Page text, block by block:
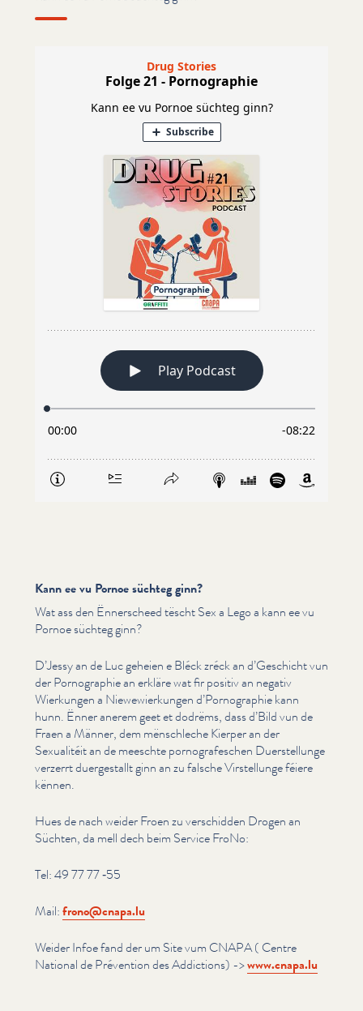
Kann ee vu Pornoe süchteg ginn?
Wat ass den Ënnerscheed tëscht Sex a Lego a kann ee vu
Pornoe süchteg ginn?
D’Jessy an de Luc geheien e Bléck zréck an d’Geschicht vun
der Pornogra­phie an erkläre wat fir positiv an negativ
Wierkungen a Niewewierkun­gen d’Pornographie kann
hunn. Ënner anerem geet et dodrëms, dass d’Bild vun de
Fraen a Männer, dem mënschleche Kierper an der
Sexualitéit an de meeschte pornografeschen Duer­stel­lunge
verzerrt duergestallt ginn an zu falsche Virstel­lunge féiere
kënnen.
Hues de nach weider Froen zu verschidden Drogen an
Süchten, da mell dech beim Service FroNo:
Tel: 49 77 77 ‑55
Mail:frono@​cnapa.​lu
Weider Infoe fand der um Site vum CNAPA ( Centre
National de Prévention des Addictions) ->www​.cnapa​.lu